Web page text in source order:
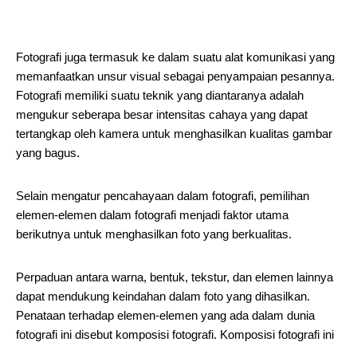
Fotografi juga termasuk ke dalam suatu alat komunikasi yang
memanfaatkan unsur visual sebagai penyampaian pesannya.
Fotografi memiliki suatu teknik yang diantaranya adalah
mengukur seberapa besar intensitas cahaya yang dapat
tertangkap oleh kamera untuk menghasilkan kualitas gambar
yang bagus.
Selain mengatur pencahayaan dalam fotografi, pemilihan
elemen-elemen dalam fotografi menjadi faktor utama
berikutnya untuk menghasilkan foto yang berkualitas.
Perpaduan antara warna, bentuk, tekstur, dan elemen lainnya
dapat mendukung keindahan dalam foto yang dihasilkan.
Penataan terhadap elemen-elemen yang ada dalam dunia
fotografi ini disebut komposisi fotografi. Komposisi fotografi ini